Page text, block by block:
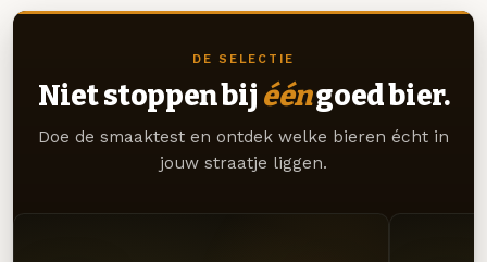
DE SELECTIE
Niet stoppen bij ééngoed bier.
Doe de smaaktest en ontdek welke bieren écht in
jouw straatje liggen.